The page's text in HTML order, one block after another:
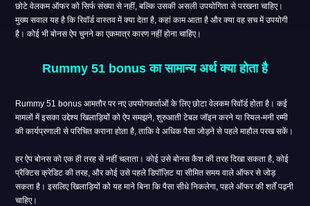
छोटे वेलकम ऑफर को सिर्फ संख्या से नहीं, बल्कि उसकी असली उपयोगिता से परखना चाहिए।
मुख्य सवाल यह है कि रिवॉर्ड वास्तव में क्या देता है, कहां काम आता है और क्या वह सच में उपयोगी
है। कोई भी बोनस ऐप चुनने का एकमात्र कारण नहीं होना चाहिए।
Rummy 51 bonus का सामान्य अर्थ क्या होता है
Rummy 51 bonus आमतौर पर नए उपयोगकर्ताओं के लिए छोटा वेलकम रिवॉर्ड होता है। कई
मामलों में इसका उद्देश्य खिलाड़ियों को ऐप समझने, शुरुआती टेबल जॉइन करने या रियल-मनी रम्मी
की कार्यप्रणाली से परिचित कराना होता है, ताकि वे अधिक पैसा जोड़ने से पहले माहौल परख सकें।
हर ऐप बोनस को एक ही तरह से नहीं चलाता। कोई उसे बोनस कैश की तरह दिखा सकता है, कोई
प्रैक्टिस क्रेडिट की तरह, और कोई उसे पहले डिपॉज़िट या सीमित समय वाले ऑफर से जोड़
सकता है। इसलिए खिलाड़ियों को यह माने बिना कि पैसा सीधे निकलेगा, पहले ऑफर की शर्तें पढ़नी
चाहिए।